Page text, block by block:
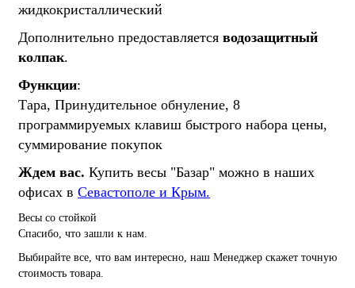
жидкокристаллический
Дополнительно предоставляется водозащитный
колпак.
Функции:
Тара, Принудительное обнуление, 8
программируемых клавиш быстрого набора цены,
суммирование покупок
Ждем вас. Купить весы "Базар" можно в наших
офисах в Севастополе и Крым.
Весы со стойкой
Спасибо, что зашли к нам.
Выбирайте все, что вам интересно, наш Менеджер скажет точную
стоимость товара.